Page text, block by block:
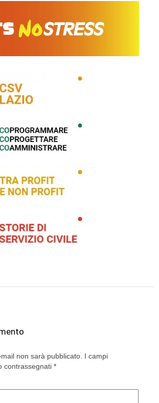
non sarà pubblicato. I campi
contrassegnati *